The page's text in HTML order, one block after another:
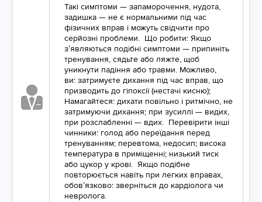
Такі симптоми — запаморочення, нудота,
задишка — не є нормальними під час
фізичних вправ і можуть свідчити про
серйозні проблеми. Що робити: Якщо
з’являються подібні симптоми — припиніть
тренування, сядьте або ляжте, щоб
уникнути падіння або травми. Можливо,
ви: затримуєте дихання під час вправ, що
призводить до гіпоксії (нестачі кисню);
Намагайтеся: дихати повільно і ритмічно, не
затримуючи дихання; при зусиллі — видих,
при розслабленні — вдих. Перевірити інші
чинники: голод або переїдання перед
тренуванням; перевтома, недосип; висока
температура в приміщенні; низький тиск
або цукор у крові. Якщо подібне
повторюється навіть при легких вправах,
обов’язково: зверніться до кардіолога чи
невролога.